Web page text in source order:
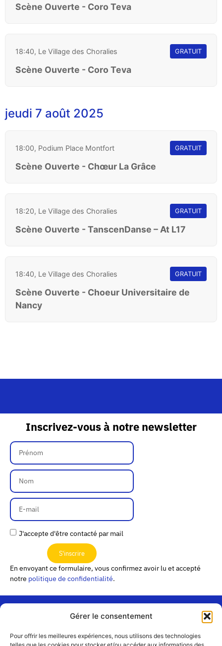
Gérer le consentement
Pour offrir les meilleures expériences, nous utilisons des technologies
Scène Ouverte - Coro Teva
18:40, Le Village des Choralies GRATUIT
Scène Ouverte - Coro Teva
jeudi 7 août 2025
18:00, Podium Place Montfort GRATUIT
Scène Ouverte - Chœur La Grâce
18:20, Le Village des Choralies GRATUIT
Scène Ouverte - TanscenDanse – At L17
18:40, Le Village des Choralies GRATUIT
Scène Ouverte - Choeur Universitaire de
Nancy
Inscrivez-vous à notre newsletter
J'accepte d'être contacté par mail
S'inscrire
En envoyant ce formulaire, vous confirmez avoir lu et accepté
notre politique de confidentialité.
« Les
Passerelles »